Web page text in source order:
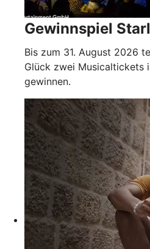
Gewinnspiel
Bis zum 31. August 2026
Glück zwei Musicaltickets
gewinnen.